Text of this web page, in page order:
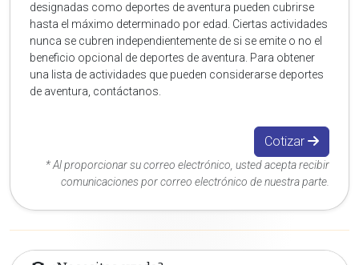
designadas como deportes de aventura pueden cubrirse
hasta el máximo determinado por edad. Ciertas actividades
nunca se cubren independientemente de si se emite o no el
beneficio opcional de deportes de aventura. Para obtener
una lista de actividades que pueden considerarse deportes
de aventura, contáctanos.
Cotizar
* Al proporcionar su correo electrónico, usted acepta recibir
comunicaciones por correo electrónico de nuestra parte.